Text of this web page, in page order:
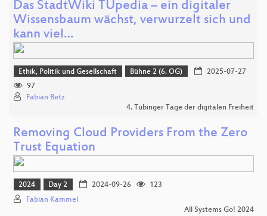
Das StadtWiki TÜpedia – ein digitaler
Wissensbaum wächst, verwurzelt sich und
kann viel…
Ethik, Politik und Gesellschaft Bühne 2 (6. OG)
2025-07-27
97
Fabian Betz
4. Tübinger Tage der digitalen Freiheit
Removing Cloud Providers From the Zero
Trust Equation
2024 Day 2 2024-09-26
123
Fabian Kammel
All Systems Go! 2024